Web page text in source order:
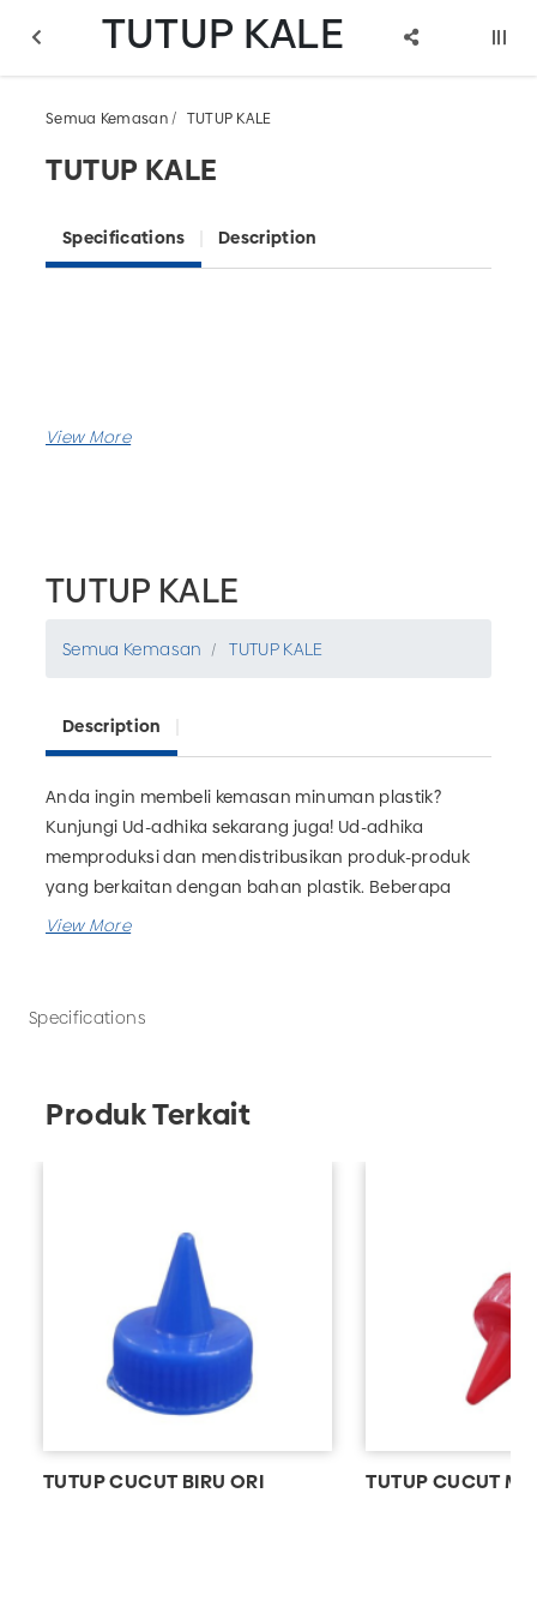
TUTUP KALE
Semua Kemasan TUTUP KALE
TUTUP KALE
Specifications Description
TUTUP KALE
Semua Kemasan TUTUP KALE
Description
Anda ingin membeli kemasan minuman plastik?
Kunjungi Ud-adhika sekarang juga! Ud-adhika
memproduksi dan mendistribusikan produk-produk
yang berkaitan dengan bahan plastik. Beberapa
kemasan yang dapat Anda temukan diantaranya
minuman Anda. UD Adhika juga menerima custom
Specifications
Produk Terkait
TUTUP CUCUT BIRU ORI TUTUP CUCUT